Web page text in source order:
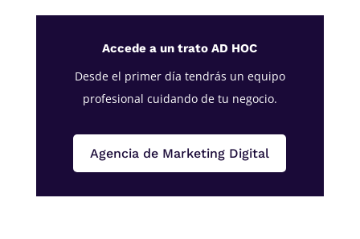
Accede a un trato AD HOC
Desde el primer día tendrás un equipo
profesional cuidando de tu negocio.
Agencia de Marketing Digital